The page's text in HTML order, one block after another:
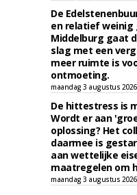
De
en relatief weinig
Middelburg gaat
slag met een
meer ruimte is
ontmoeting.
maandag 3 augustus 2026
De hittestress is
Wordt er aan
oplossing? Het
daarmee is
aan wettelijke
maatregelen om
maandag 3 augustus 2026